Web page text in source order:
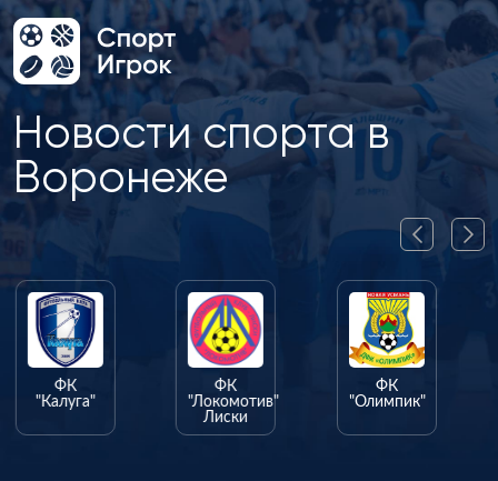
Новости спорта в
Воронеже
ФК
"Калуга"
ФК
"Локомотив"
Лиски
ФК
"Олимпик"